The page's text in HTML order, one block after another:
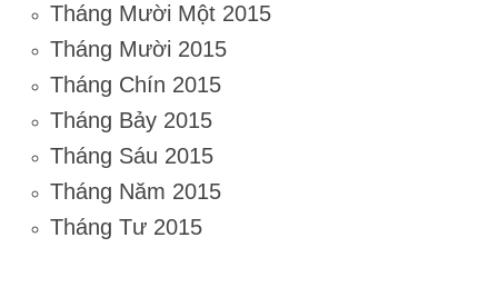
Tháng Mười Một 2015
Tháng Mười 2015
Tháng Chín 2015
Tháng Bảy 2015
Tháng Sáu 2015
Tháng Năm 2015
Tháng Tư 2015